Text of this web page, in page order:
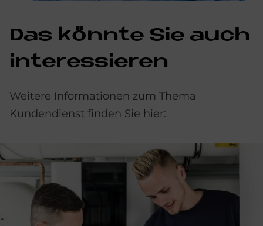
Das könnte Sie auch
interessieren
Weitere Informationen zum Thema
Kundendienst finden Sie hier: